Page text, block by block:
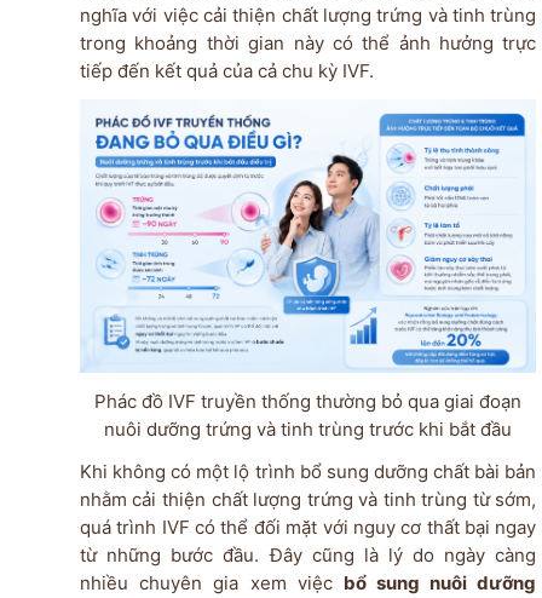
nghĩa với việc cải thiện chất lượng trứng và tinh trùng
trong khoảng thời gian này có thể ảnh hưởng trực
tiếp đến kết quả của cả chu kỳ IVF.
Phác đồ IVF truyền thống thường bỏ qua giai đoạn
nuôi dưỡng trứng và tinh trùng trước khi bắt đầu
Khi không có một lộ trình bổ sung dưỡng chất bài bản
nhằm cải thiện chất lượng trứng và tinh trùng từ sớm,
quá trình IVF có thể đối mặt với nguy cơ thất bại ngay
từ những bước đầu. Đây cũng là lý do ngày càng
nhiều chuyên gia xem việc bổ sung nuôi dưỡng